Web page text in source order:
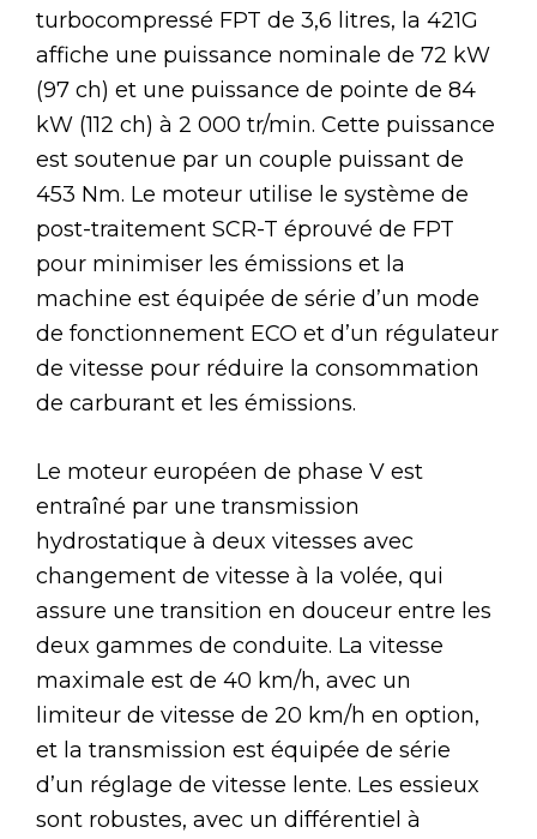
turbocompressé FPT de 3,6 litres, la 421G
affiche une puissance nominale de 72 kW
(97 ch) et une puissance de pointe de 84
kW (112 ch) à 2 000 tr/min. Cette puissance
est soutenue par un couple puissant de
453 Nm. Le moteur utilise le système de
post-traitement SCR-T éprouvé de FPT
pour minimiser les émissions et la
machine est équipée de série d’un mode
de fonctionnement ECO et d’un régulateur
de vitesse pour réduire la consommation
de carburant et les émissions.
Le moteur européen de phase V est
entraîné par une transmission
hydrostatique à deux vitesses avec
changement de vitesse à la volée, qui
assure une transition en douceur entre les
deux gammes de conduite. La vitesse
maximale est de 40 km/h, avec un
limiteur de vitesse de 20 km/h en option,
et la transmission est équipée de série
d’un réglage de vitesse lente. Les essieux
sont robustes, avec un différentiel à